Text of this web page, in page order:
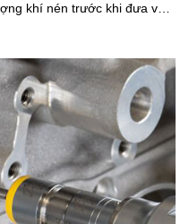
khí nén trước khi đưa vào
xuất. Hiện nay, nhiều
đến từ Nhật Bản nhờ độ
năng xử lý khí nén hiệu quả.
diện phân phối chính hãng
cấp giải pháp xử lý khí nén
ngành sản xuất khác.